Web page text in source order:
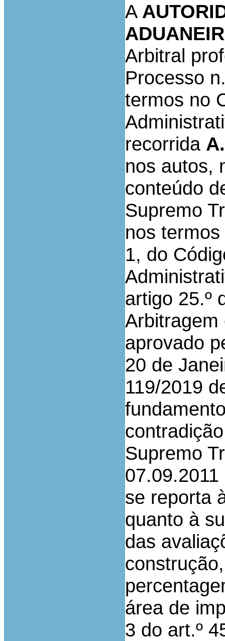
A
Arbitral
Processo
termos no
recorrida
nos autos,
conteúdo
Supremo
nos termos
1, do
artigo 25.º
Arbitragem
aprovado
20 de
119/2019
Supremo
se reporta
quanto à
das
área de
3 do art.º